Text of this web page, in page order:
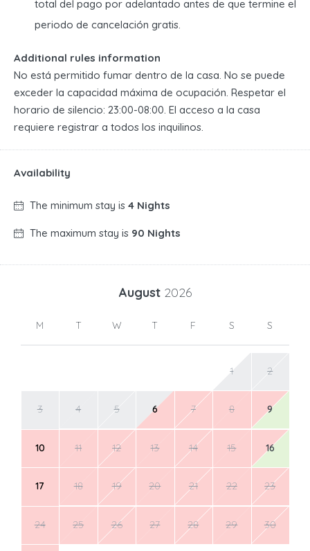
total del pago por adelantado antes de que termine el
periodo de cancelación gratis.
Additional rules information
No está permitido fumar dentro de la casa. No se puede
exceder la capacidad máxima de ocupación. Respetar el
horario de silencio: 23:00-08:00. El acceso a la casa
requiere registrar a todos los inquilinos.
Availability
The minimum stay is 4 Nights
The maximum stay is 90 Nights
August 2026
M T W T F S S
1 2
3 4 5 6 7 8 9
10 11 12 13 14 15 16
17 18 19 20 21 22 23
24 25 26 27 28 29 30